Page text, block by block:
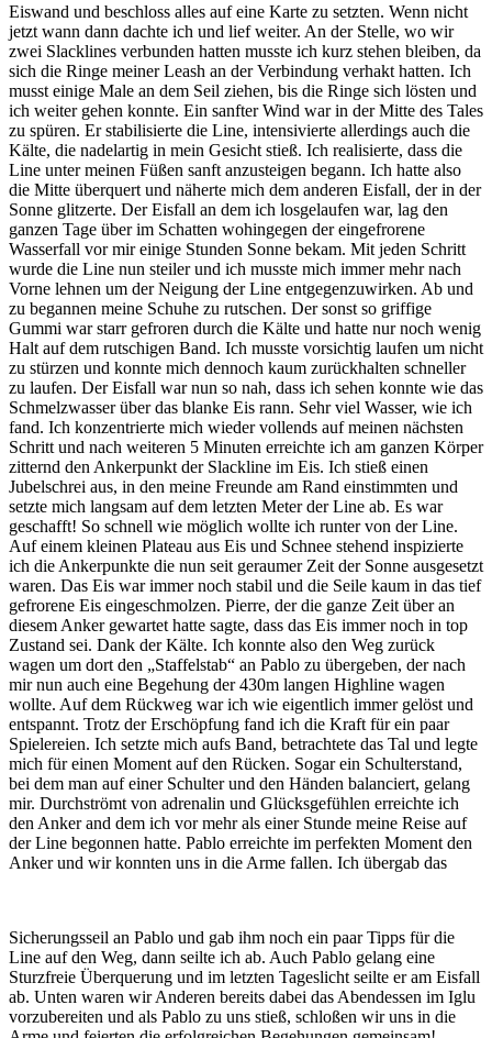
Eiswand und beschloss alles auf eine Karte zu setzten. Wenn nicht
jetzt wann dann dachte ich und lief weiter. An der Stelle, wo wir
zwei Slacklines verbunden hatten musste ich kurz stehen bleiben, da
sich die Ringe meiner Leash an der Verbindung verhakt hatten. Ich
musst einige Male an dem Seil ziehen, bis die Ringe sich lösten und
ich weiter gehen konnte. Ein sanfter Wind war in der Mitte des Tales
zu spüren. Er stabilisierte die Line, intensivierte allerdings auch die
Kälte, die nadelartig in mein Gesicht stieß. Ich realisierte, dass die
Line unter meinen Füßen sanft anzusteigen begann. Ich hatte also
die Mitte überquert und näherte mich dem anderen Eisfall, der in der
Sonne glitzerte. Der Eisfall an dem ich losgelaufen war, lag den
ganzen Tage über im Schatten wohingegen der eingefrorene
Wasserfall vor mir einige Stunden Sonne bekam. Mit jeden Schritt
wurde die Line nun steiler und ich musste mich immer mehr nach
Vorne lehnen um der Neigung der Line entgegenzuwirken. Ab und
zu begannen meine Schuhe zu rutschen. Der sonst so griffige
Gummi war starr gefroren durch die Kälte und hatte nur noch wenig
Halt auf dem rutschigen Band. Ich musste vorsichtig laufen um nicht
zu stürzen und konnte mich dennoch kaum zurückhalten schneller
zu laufen. Der Eisfall war nun so nah, dass ich sehen konnte wie das
Schmelzwasser über das blanke Eis rann. Sehr viel Wasser, wie ich
fand. Ich konzentrierte mich wieder vollends auf meinen nächsten
Schritt und nach weiteren 5 Minuten erreichte ich am ganzen Körper
zitternd den Ankerpunkt der Slackline im Eis. Ich stieß einen
Jubelschrei aus, in den meine Freunde am Rand einstimmten und
setzte mich langsam auf dem letzten Meter der Line ab. Es war
geschafft! So schnell wie möglich wollte ich runter von der Line.
Auf einem kleinen Plateau aus Eis und Schnee stehend inspizierte
ich die Ankerpunkte die nun seit geraumer Zeit der Sonne ausgesetzt
waren. Das Eis war immer noch stabil und die Seile kaum in das tief
gefrorene Eis eingeschmolzen. Pierre, der die ganze Zeit über an
diesem Anker gewartet hatte sagte, dass das Eis immer noch in top
Zustand sei. Dank der Kälte. Ich konnte also den Weg zurück
wagen um dort den „Staffelstab“ an Pablo zu übergeben, der nach
mir nun auch eine Begehung der 430m langen Highline wagen
wollte. Auf dem Rückweg war ich wie eigentlich immer gelöst und
entspannt. Trotz der Erschöpfung fand ich die Kraft für ein paar
Spielereien. Ich setzte mich aufs Band, betrachtete das Tal und legte
mich für einen Moment auf den Rücken. Sogar ein Schulterstand,
bei dem man auf einer Schulter und den Händen balanciert, gelang
mir. Durchströmt von adrenalin und Glücksgefühlen erreichte ich
den Anker and dem ich vor mehr als einer Stunde meine Reise auf
der Line begonnen hatte. Pablo erreichte im perfekten Moment den
Anker und wir konnten uns in die Arme fallen. Ich übergab das
Sicherungsseil an Pablo und gab ihm noch ein paar Tipps für die
Line auf den Weg, dann seilte ich ab. Auch Pablo gelang eine
Sturzfreie Überquerung und im letzten Tageslicht seilte er am Eisfall
ab. Unten waren wir Anderen bereits dabei das Abendessen im Iglu
vorzubereiten und als Pablo zu uns stieß, schloßen wir uns in die